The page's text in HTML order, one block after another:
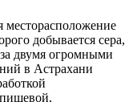
месторасположение
добывается сера,
двумя огромными
в Астрахани